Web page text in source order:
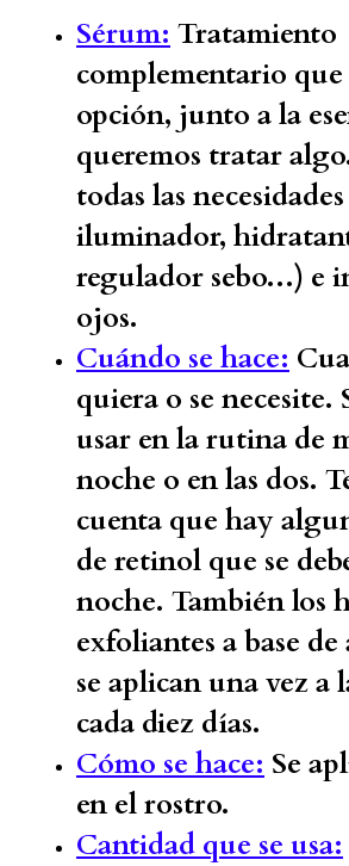
Sérum: Tratamiento
complementario
opción, junto a la
queremos tratar
todas las
iluminador,
regulador sebo...) e
ojos.
Cuándo se hace:
quiera o se necesite.
usar en la rutina de
noche o en las dos.
cuenta que hay
de retinol que se
noche. También los
exfoliantes a base de
se aplican una vez a
cada diez días.
Cómo se hace: Se
en el rostro.
Cantidad que se usa: